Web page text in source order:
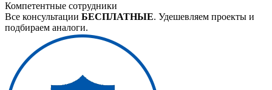
Компетентные сотрудники
Все консультации БЕСПЛАТНЫЕ. Удешевляем проекты и
подбираем аналоги.